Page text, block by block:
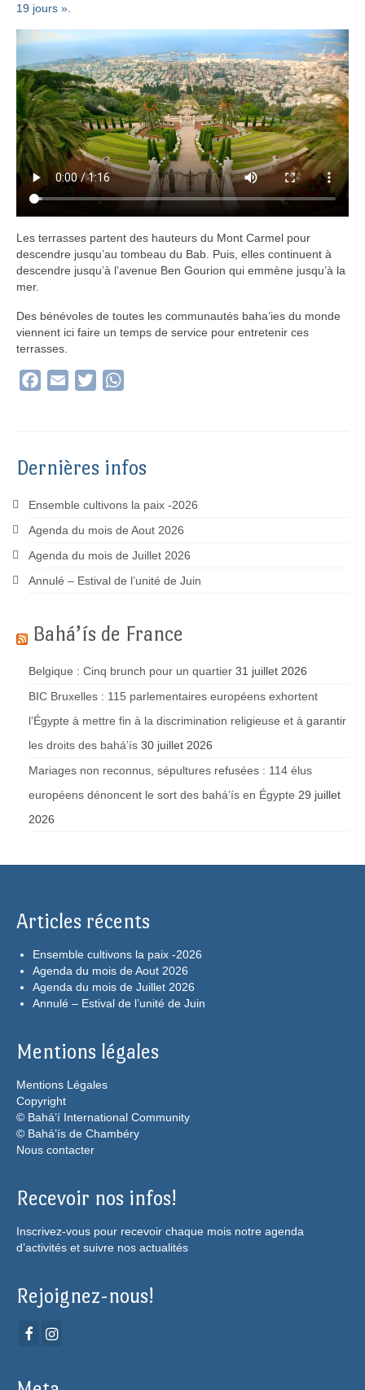
19 jours ».
Les terrasses partent des hauteurs du Mont Carmel pour
descendre jusqu’au tombeau du Bab. Puis, elles continuent à
descendre jusqu’à l’avenue Ben Gourion qui emmène jusqu’à la
mer.
Des bénévoles de toutes les communautés baha’ies du monde
viennent ici faire un temps de service pour entretenir ces
terrasses.
Facebook
Email Twitter
Dernières infos
Ensemble cultivons la paix -2026
Agenda du mois de Aout 2026
Agenda du mois de Juillet 2026
Annulé – Estival de l’unité de Juin
Bahá’ís de France
Belgique : Cinq brunch pour un quartier 31 juillet 2026
BIC Bruxelles : 115 parlementaires européens exhortent
l’Égypte à mettre fin à la discrimination religieuse et à garantir
les droits des bahá’ís 30 juillet 2026
Mariages non reconnus, sépultures refusées : 114 élus
européens dénoncent le sort des bahá’ís en Égypte 29 juillet
2026
Articles récents
Ensemble cultivons la paix -2026
Agenda du mois de Aout 2026
Agenda du mois de Juillet 2026
Annulé – Estival de l’unité de Juin
Mentions légales
Mentions Légales
Copyright
© Bahá’í International Community
© Bahá’ís de Chambéry
Nous contacter
Recevoir nos infos!
Inscrivez-vous pour recevoir chaque mois notre agenda
d’activités et suivre nos actualités
Rejoignez-nous!